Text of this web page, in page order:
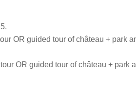
OR guided tour of château + park
OR guided tour of château + park